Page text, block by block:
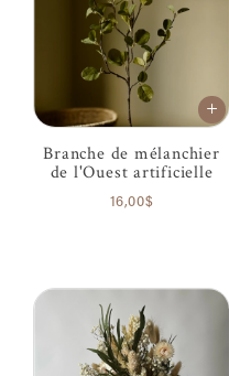
Branche de mélanchier
de l'Ouest artificielle
16,00$